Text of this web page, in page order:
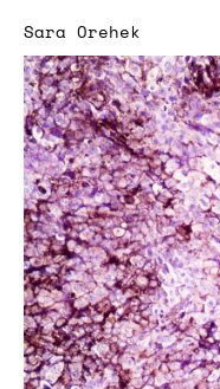
Sara Orehek